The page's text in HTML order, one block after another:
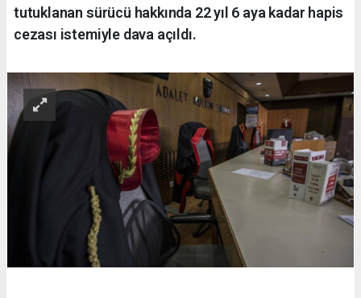
tutuklanan sürücü hakkında 22 yıl 6 aya kadar hapis
cezası istemiyle dava açıldı.